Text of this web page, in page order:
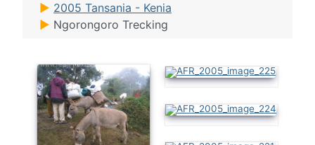
2005 Tansania - Kenia
Ngorongoro Trecking